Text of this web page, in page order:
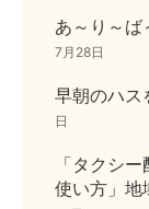
あ～り～
7月28日
早朝のハス
日
「タクシ
使い方」地